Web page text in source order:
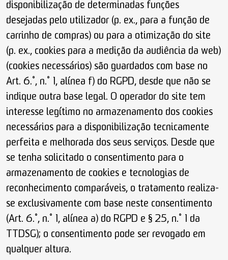
disponibilização de determinadas funções
desejadas pelo utilizador (p. ex., para a função de
carrinho de compras) ou para a otimização do site
(p. ex., cookies para a medição da audiência da web)
(cookies necessários) são guardados com base no
Art. 6.º, n.º 1, alínea f) do RGPD, desde que não se
indique outra base legal. O operador do site tem
interesse legítimo no armazenamento dos cookies
necessários para a disponibilização tecnicamente
perfeita e melhorada dos seus serviços. Desde que
se tenha solicitado o consentimento para o
armazenamento de cookies e tecnologias de
reconhecimento comparáveis, o tratamento realiza-
se exclusivamente com base neste consentimento
(Art. 6.º, n.º 1, alínea a) do RGPD e § 25, n.º 1 da
TTDSG); o consentimento pode ser revogado em
qualquer altura.